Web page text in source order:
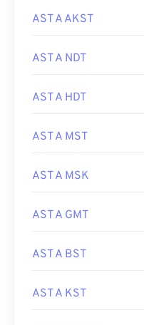
AST A AKST
AST A NDT
AST A HDT
AST A MST
AST A MSK
AST A GMT
AST A BST
AST A KST